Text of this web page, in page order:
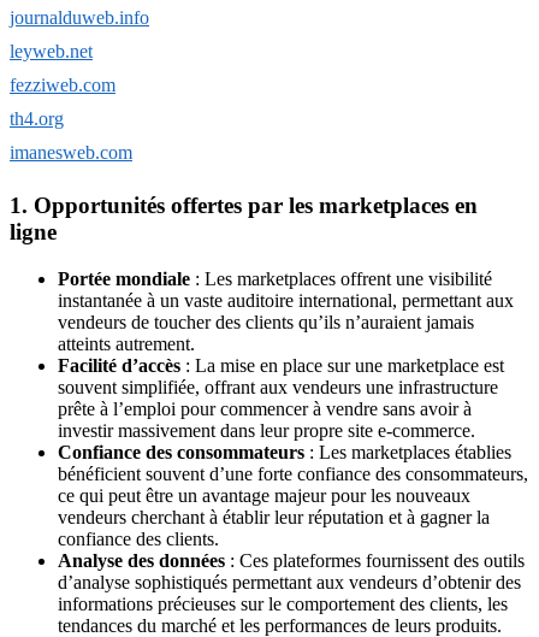
journalduweb.info
leyweb.net
fezziweb.com
th4.org
imanesweb.com
1. Opportunités offertes par les marketplaces en
ligne
Portée mondiale : Les marketplaces offrent une visibilité
instantanée à un vaste auditoire international, permettant aux
vendeurs de toucher des clients qu’ils n’auraient jamais
atteints autrement.
Facilité d’accès : La mise en place sur une marketplace est
souvent simplifiée, offrant aux vendeurs une infrastructure
prête à l’emploi pour commencer à vendre sans avoir à
investir massivement dans leur propre site e-commerce.
Confiance des consommateurs : Les marketplaces établies
bénéficient souvent d’une forte confiance des consommateurs,
ce qui peut être un avantage majeur pour les nouveaux
vendeurs cherchant à établir leur réputation et à gagner la
confiance des clients.
Analyse des données : Ces plateformes fournissent des outils
d’analyse sophistiqués permettant aux vendeurs d’obtenir des
informations précieuses sur le comportement des clients, les
tendances du marché et les performances de leurs produits.